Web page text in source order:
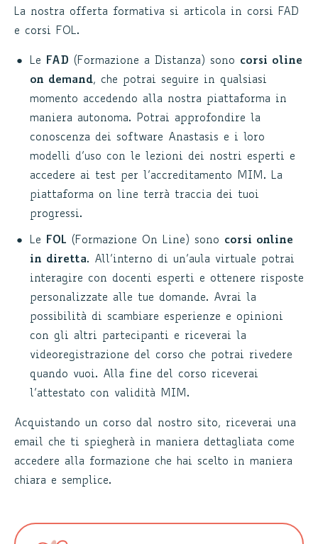
La nostra offerta formativa si articola in corsi FAD
e corsi FOL.
Le FAD (Formazione a Distanza) sono corsi oline
on demand, che potrai seguire in qualsiasi
momento accedendo alla nostra piattaforma in
maniera autonoma. Potrai approfondire la
conoscenza dei software Anastasis e i loro
modelli d’uso con le lezioni dei nostri esperti e
accedere ai test per l’accreditamento MIM. La
piattaforma on line terrà traccia dei tuoi
progressi.
Le FOL (Formazione On Line) sono corsi online
in diretta. All’interno di un’aula virtuale potrai
interagire con docenti esperti e ottenere risposte
personalizzate alle tue domande. Avrai la
possibilità di scambiare esperienze e opinioni
con gli altri partecipanti e riceverai la
videoregistrazione del corso che potrai rivedere
quando vuoi. Alla fine del corso riceverai
l’attestato con validità MIM.
Acquistando un corso dal nostro sito, riceverai una
email che ti spiegherà in maniera dettagliata come
accedere alla formazione che hai scelto in maniera
chiara e semplice.